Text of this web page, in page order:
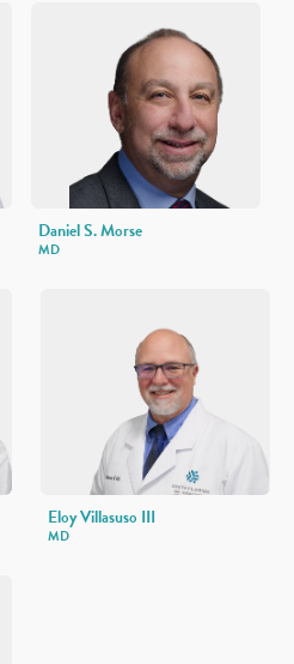
Daniel S. Morse
MD
Eloy Villasuso III
MD